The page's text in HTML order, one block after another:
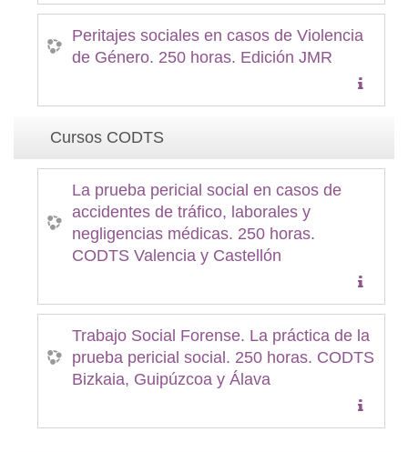
Peritajes sociales en casos de Violencia
de Género. 250 horas. Edición JMR
Cursos CODTS
La prueba pericial social en casos de
accidentes de tráfico, laborales y
negligencias médicas. 250 horas.
CODTS Valencia y Castellón
Trabajo Social Forense. La práctica de la
prueba pericial social. 250 horas. CODTS
Bizkaia, Guipúzcoa y Álava